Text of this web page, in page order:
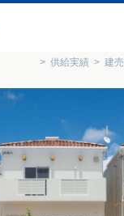
供給実績
建